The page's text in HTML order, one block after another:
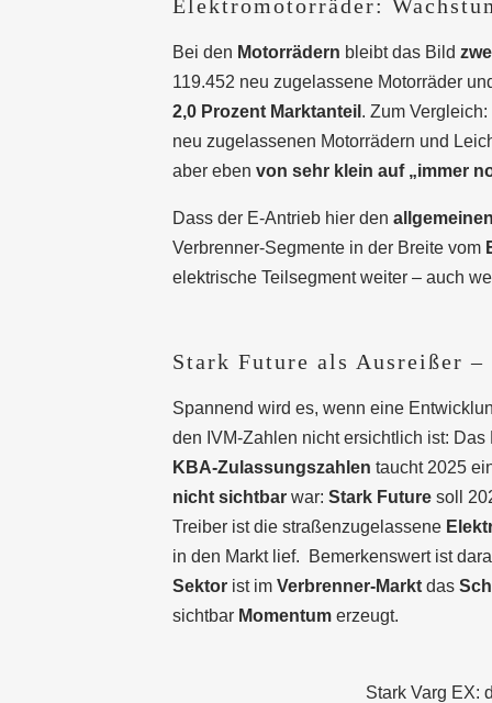
Elektromotorräder:
Bei den Motorrädern bleibt das Bild
119.452 neu zugelassene Motorräder
2,0 Prozent Marktanteil . Zum
neu zugelassenen Motorrädern und
aber eben von sehr klein auf „immer
Dass der E-Antrieb hier den
Verbrenner-Segmente in der Breite vom
elektrische Teilsegment weiter – auch
Stark Future als Ausreißer
Spannend wird es, wenn eine
den IVM-Zahlen nicht ersichtlich ist:
KBA-Zulassungszahlen taucht 2025
nicht sichtbarwar: Stark Futuresoll
Treiber ist die straßenzugelassene
in den Markt lief.
Bemerkenswert ist
Sektorist im Verbrenner-Marktdas
sichtbar Momentumerzeugt.
Stark Varg EX: